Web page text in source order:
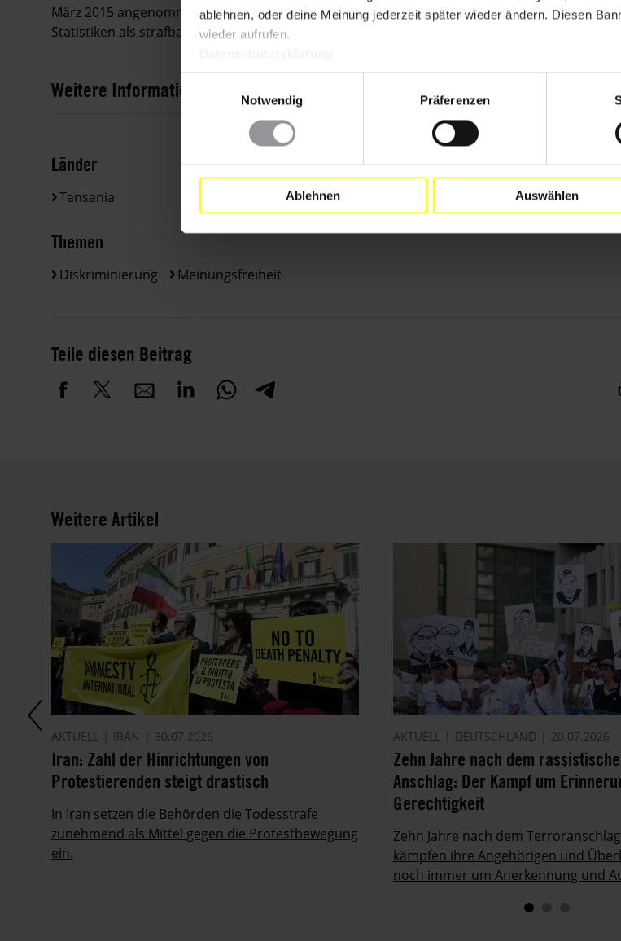
ablehnen, oder deine Meinung jederzeit später wieder ändern. Diesen
wieder aufrufen.
Notwendig
Präferenzen
Ablehnen Auswählen
März 2015 angenommene Statistikgesetz definierte die Veröffentlichung "falscher und
Statistiken als strafbare Handlung und sah dafür unverhältnismäßig hohe Haftstrafen vor.
Weitere Informationen
Länder
Tansania
Themen
Diskriminierung Meinungsfreiheit
Teile diesen Beitrag
Weitere Artikel
AKTUELL IRAN 30.07.2026
Iran: Zahl der Hinrichtungen von
Protestierenden steigt drastisch
In Iran setzen die Behörden die Todesstrafe
zunehmend als Mittel gegen die Protestbewegung
ein.
AKTUELL DEUTSCHLAND 20.07.2026
Zehn Jahre nach dem
Anschlag: Der Kampf um
Gerechtigkeit
Zehn Jahre nach dem
kämpfen ihre Angehörigen und
noch immer um Anerkennung und